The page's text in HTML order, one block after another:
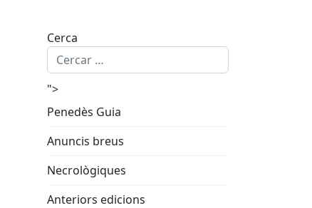
Cerca
">
Penedès Guia
Anuncis breus
Necrològiques
Anteriors edicions